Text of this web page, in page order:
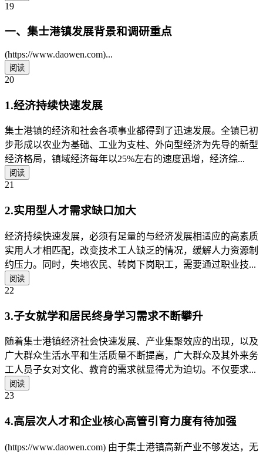
19
一、集士港镇发展背景和调研重点
(https://www.daowen.com)...
阅读
20
1.经济持续快速发展
集士港镇的经济和社会各项事业都得到了迅速发展。全镇已初
步形成以农业为基础、工业为支柱、外向型经济为先导的新型
经济格局，镇域经济每年以25%左右的速度迅增，经济综...
阅读
21
2.实用型人才需求缺口加大
经济持续快速发展，必须有足量的与经济发展相适应的高素质
实用人才相匹配，改变技术工人缺乏的情况，缓解人力资源制
约压力。同时，失地农民、转岗下岗职工，需要通过职业技...
阅读
22
3.子女就学和居民终身学习需求不断攀升
随着集士港镇经济社会快速发展、产业集聚效应的出现，以及
广大群众生活水平和生活质量不断提高，广大群众及其外来务
工人员子女对文化、教育的需求就显得尤为迫切。不仅要求...
阅读
23
4.高层次人才和企业核心高管引育力度有待加强
(https://www.daowen.com) 由于集士港镇高新产业不够发达，无